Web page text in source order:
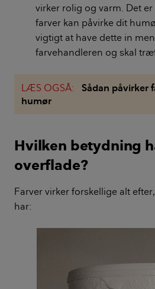
virker rolig og varm. Det
farver kan påvirke dit
vigtigt at have dette in
farvehandleren og skal
LÆS OGSÅ:
Sådan påvirker
humør
Hvilken betydning
overflade?
Farver virker forskellige alt
har: